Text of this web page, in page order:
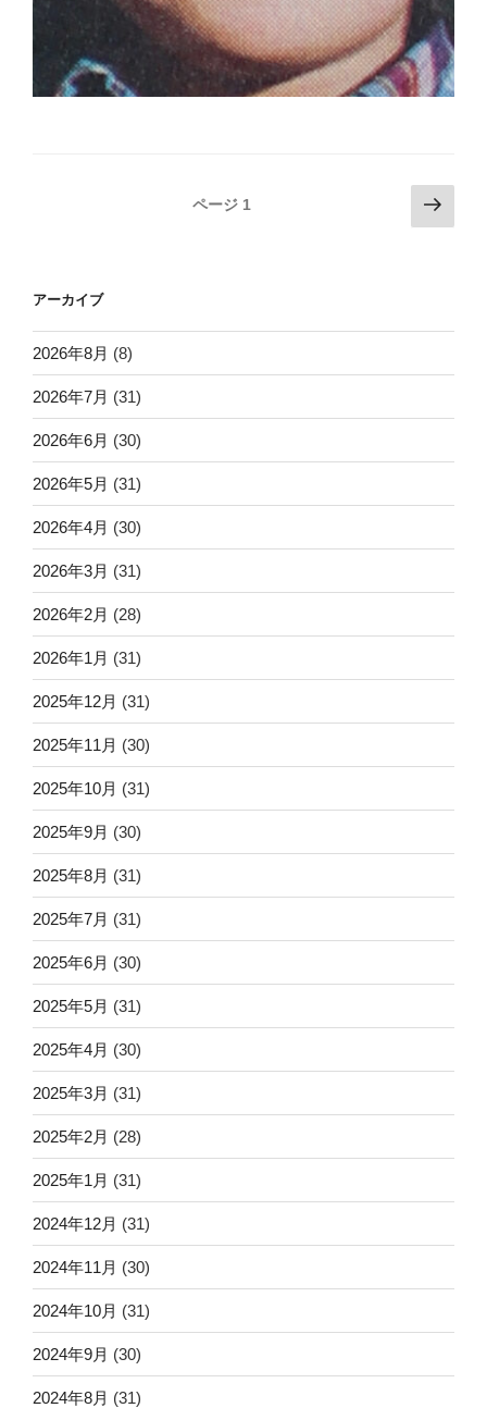
ビ
ー
シ
ョ
ン
ページ 1
次
の
アーカイブ
2026年8月 (8)
2026年7月 (31)
2026年6月 (30)
2026年5月 (31)
2026年4月 (30)
2026年3月 (31)
2026年2月 (28)
2026年1月 (31)
2025年12月 (31)
2025年11月 (30)
2025年10月 (31)
2025年9月 (30)
2025年8月 (31)
2025年7月 (31)
2025年6月 (30)
2025年5月 (31)
2025年4月 (30)
2025年3月 (31)
2025年2月 (28)
2025年1月 (31)
2024年12月 (31)
2024年11月 (30)
2024年10月 (31)
2024年9月 (30)
2024年8月 (31)